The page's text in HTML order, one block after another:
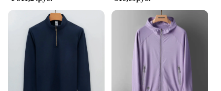
**Versatile and Adaptable**
These sweatpants are not just for the gym; they are
versatile enough to be worn as a casual, everyday
garment. The lightweight material makes them
perfect for layering under jackets or as a standalone
piece, ensuring that you stay comfortable in various
environments. The open bottom design also allows
for easy movement, making them suitable for a